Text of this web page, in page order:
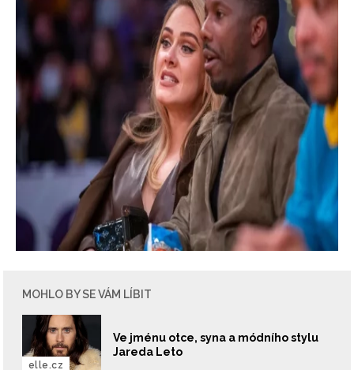
MOHLO BY SE VÁM LÍBIT
Ve jménu otce, syna a módního stylu
Jareda Leto
elle.cz